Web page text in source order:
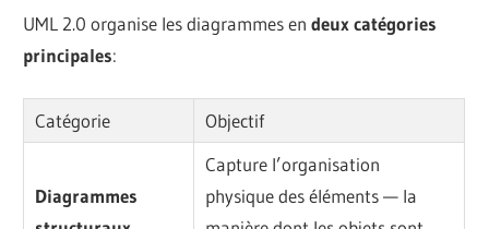
UML 2.0 organise les diagrammes endeux catégories
principales:
Catégorie Objectif
Diagrammes
Capture l’organisation
physique des éléments — la